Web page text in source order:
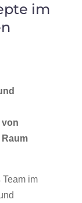
im
von
im